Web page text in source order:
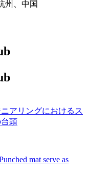
州、中国
アリングにおけるス
頭